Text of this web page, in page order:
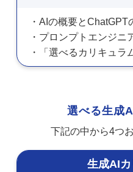
AIの概要とChatGPT
プロンプトエンジニ
「選べるカリキュラ
選べる生成
下記の中から4つ
生成AI